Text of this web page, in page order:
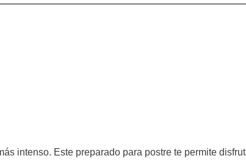
intenso. Este preparado para postre te permite